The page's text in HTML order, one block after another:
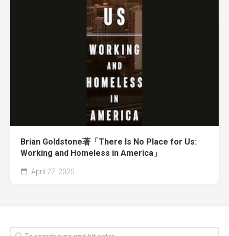
Brian Goldstone著「There Is No Place for Us:
Working and Homeless in America」
April 27, 2025